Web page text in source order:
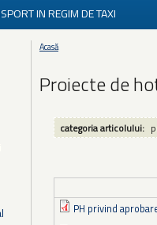
IN REGIM DE TAXI
Eşti aici
Acasă
Proiecte de
categoria articolului:
PH privind